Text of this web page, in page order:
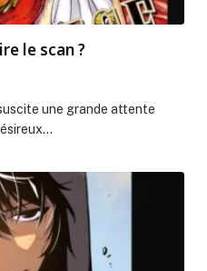
le scan ?
une grande attente